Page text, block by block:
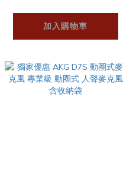
加入購物車